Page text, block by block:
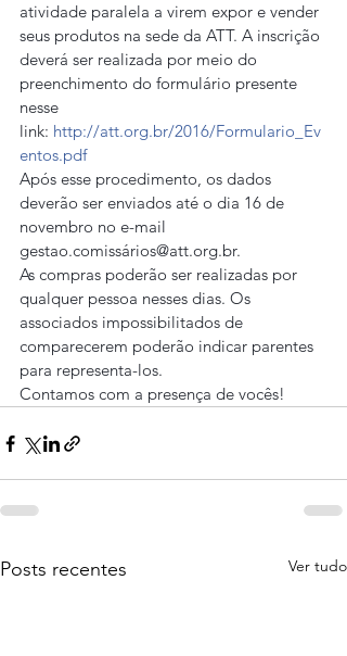
atividade paralela a virem expor e vender
seus produtos na sede da ATT. A inscrição
deverá ser realizada por meio do
preenchimento do formulário presente
nesse
link: http://att.org.br/2016/Formulario_Ev
entos.pdf
Após esse procedimento, os dados
deverão ser enviados até o dia 16 de
novembro no e-mail
gestao.comissários@att.org.br.
As compras poderão ser realizadas por
qualquer pessoa nesses dias. Os
associados impossibilitados de
comparecerem poderão indicar parentes
para representa-los.
Contamos com a presença de vocês!
Posts recentes Ver tudo